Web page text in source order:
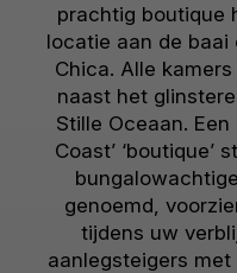
prachtig boutique
locatie aan de baai
Chica. Alle
naast het
Stille Oceaan.
Coast’ ‘boutique’
genoemd,
tijdens uw
aanlegsteigers